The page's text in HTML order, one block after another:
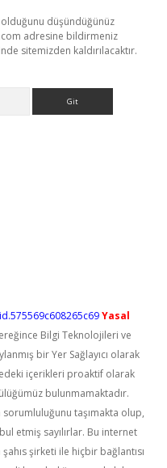
olduğunu düşündüğünüz
adresine bildirmeniz
sitemizden kaldırılacaktır.
Yasal
Bilgi Teknolojileri ve
bir Yer Sağlayıcı olarak
içerikleri proaktif olarak
bulunmamaktadır.
taşımakta olup,
etmiş sayılırlar. Bu internet
şirketi ile hiçbir bağlantısı